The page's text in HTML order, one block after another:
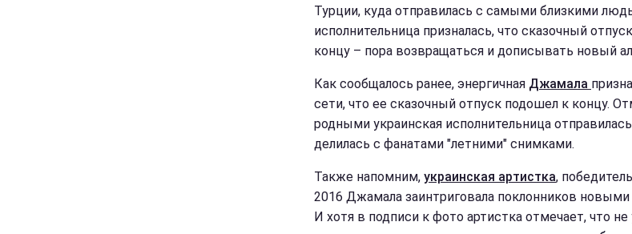
Турции, куда отправилась с самыми близкими
исполнительница призналась, что сказочный
концу – пора возвращаться и дописывать новый
Как сообщалось ранее, энергичная Джамала
сети, что ее сказочный отпуск подошел к концу.
родными украинская исполнительница
делилась с фанатами "летними" снимками.
Также напомним, украинская артистка,
2016 Джамала заинтриговала поклонников
И хотя в подписи к фото артистка отмечает, что не